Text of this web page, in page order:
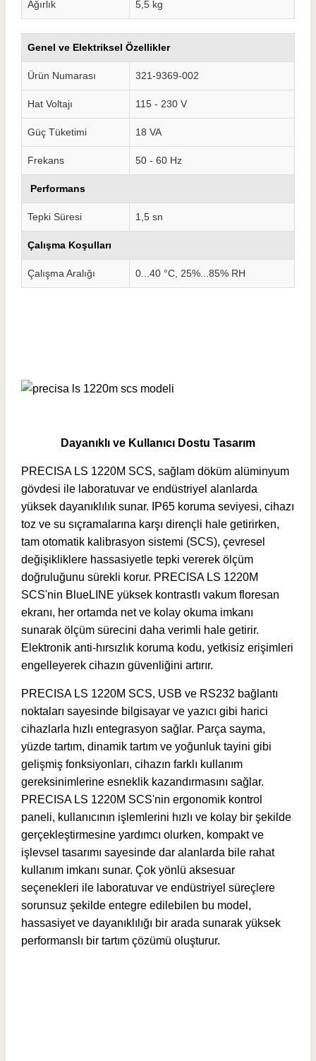
Ağırlık 5,5 kg
Genel ve Elektriksel Özellikler
Ürün Numarası 321-9369-002
Hat Voltajı 115 - 230 V
Güç Tüketimi 18 VA
Frekans 50 - 60 Hz
Performans
Tepki Süresi 1,5 sn
Çalışma Koşulları
Çalışma Aralığı 0...40 °C, 25%...85% RH
Dayanıklı ve Kullanıcı Dostu Tasarım
PRECISA LS 1220M SCS, sağlam döküm alüminyum
gövdesi ile laboratuvar ve endüstriyel alanlarda
yüksek dayanıklılık sunar. IP65 koruma seviyesi, cihazı
toz ve su sıçramalarına karşı dirençli hale getirirken,
tam otomatik kalibrasyon sistemi (SCS), çevresel
değişikliklere hassasiyetle tepki vererek ölçüm
doğruluğunu sürekli korur. PRECISA LS 1220M
SCS'nin BlueLINE yüksek kontrastlı vakum floresan
ekranı, her ortamda net ve kolay okuma imkanı
sunarak ölçüm sürecini daha verimli hale getirir.
Elektronik anti-hırsızlık koruma kodu, yetkisiz erişimleri
engelleyerek cihazın güvenliğini artırır.
PRECISA LS 1220M SCS, USB ve RS232 bağlantı
noktaları sayesinde bilgisayar ve yazıcı gibi harici
cihazlarla hızlı entegrasyon sağlar. Parça sayma,
yüzde tartım, dinamik tartım ve yoğunluk tayini gibi
gelişmiş fonksiyonları, cihazın farklı kullanım
gereksinimlerine esneklik kazandırmasını sağlar.
PRECISA LS 1220M SCS'nin ergonomik kontrol
paneli, kullanıcının işlemlerini hızlı ve kolay bir şekilde
gerçekleştirmesine yardımcı olurken, kompakt ve
işlevsel tasarımı sayesinde dar alanlarda bile rahat
kullanım imkanı sunar. Çok yönlü aksesuar
seçenekleri ile laboratuvar ve endüstriyel süreçlere
sorunsuz şekilde entegre edilebilen bu model,
hassasiyet ve dayanıklılığı bir arada sunarak yüksek
performanslı bir tartım çözümü oluşturur.